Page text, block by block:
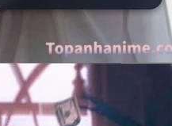
anh-tong-tai-anime